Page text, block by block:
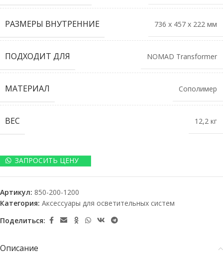
РАЗМЕРЫ ВНУТРЕННИЕ 736 х 457 х 222 мм
ПОДХОДИТ ДЛЯ NOMAD Transformer
МАТЕРИАЛ Сополимер
ВЕС 12,2 кг
ЗАПРОСИТЬ ЦЕНУ
Артикул: 850-200-1200
Категория: Аксессуары для осветительных систем
Поделиться:
Описание